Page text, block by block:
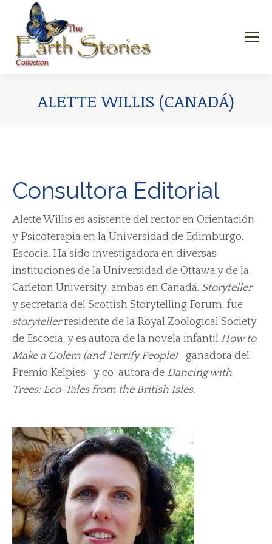
ALETTE WILLIS (CANADÁ)
Consultora Editorial
Alette Willis es asistente del rector en Orientación
y Psicoterapia en la Universidad de Edimburgo,
Escocia. Ha sido investigadora en diversas
instituciones de la Universidad de Ottawa y de la
Carleton University, ambas en Canadá. Storyteller
y secretaria del Scottish Storytelling Forum, fue
storytellerresidente de la Royal Zoological Society
de Escocia, y es autora de la novela infantil How to
Make a Golem (and Terrify People) –ganadora del
Premio Kelpies– y co-autora de Dancing with
Trees: Eco-Tales from the British Isles.